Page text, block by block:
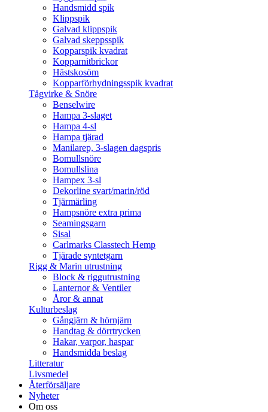
Handsmidd spik
Klippspik
Galvad klippspik
Galvad skeppsspik
Kopparspik kvadrat
Kopparnitbrickor
Hästskosöm
Kopparförhydningsspik kvadrat
Tågvirke & Snöre
Benselwire
Hampa 3-slaget
Hampa 4-sl
Hampa tjärad
Manilarep, 3-slagen dagspris
Bomullsnöre
Bomullslina
Hampex 3-sl
Dekorline svart/marin/röd
Tjärmärling
Hampsnöre extra prima
Seamingsgarn
Sisal
Carlmarks Classtech Hemp
Tjärade syntetgarn
Rigg & Marin utrustning
Block & riggutrustning
Lanternor & Ventiler
Åror & annat
Kulturbeslag
Gångjärn & hörnjärn
Handtag & dörrtrycken
Hakar, varpor, haspar
Handsmidda beslag
Litteratur
Livsmedel
Återförsäljare
Nyheter
Om oss